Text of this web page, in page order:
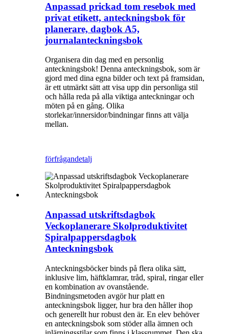
Anpassad prickad tom resebok med
privat etikett, anteckningsbok för
planerare, dagbok A5,
journalanteckningsbok
Organisera din dag med en personlig
anteckningsbok! Denna anteckningsbok, som är
gjord med dina egna bilder och text på framsidan,
är ett utmärkt sätt att visa upp din personliga stil
och hålla reda på alla viktiga anteckningar och
möten på en gång. Olika
storlekar/innersidor/bindningar finns att välja
mellan.
förfrågandetalj
Anpassad utskriftsdagbok
Veckoplanerare Skolproduktivitet
Spiralpappersdagbok
Anteckningsbok
Anteckningsböcker binds på flera olika sätt,
inklusive lim, häftklamrar, tråd, spiral, ringar eller
en kombination av ovanstående.
Bindningsmetoden avgör hur platt en
anteckningsbok ligger, hur bra den håller ihop
och generellt hur robust den är. En elev behöver
en anteckningsbok som stöder alla ämnen och